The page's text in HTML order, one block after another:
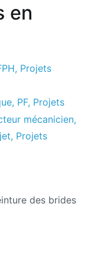
en
, Projets
, PF, Projets
mécanicien,
, Projets
des brides